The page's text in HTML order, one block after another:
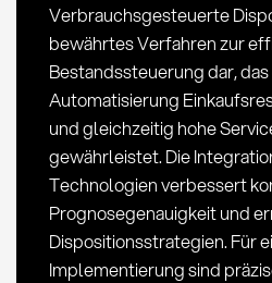
Verbrauchsgesteuerte
bewährtes Verfahren zur
Bestandssteuerung dar,
Automatisierung
und gleichzeitig hohe
gewährleistet. Die
Technologien verbessert
Prognosegenauigkeit und
Dispositionsstrategien. Für
Implementierung sind